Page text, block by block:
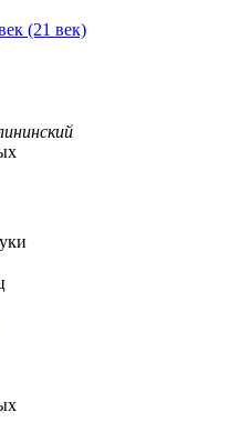
(21 век)